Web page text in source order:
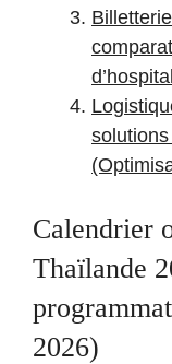
Calendrier
Thaïlande
2026)